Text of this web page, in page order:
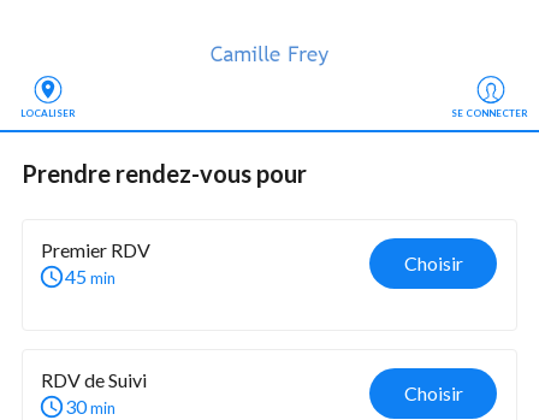
LOCALISER SE CONNECTER
Prendre rendez-vous pour
Choisir
Premier RDV
45min
Choisir
RDV de Suivi
30min